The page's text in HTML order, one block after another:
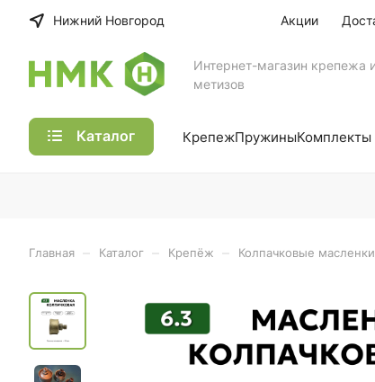
Нижний Новгород Акции
Интернет-магазин крепежа
метизов
Каталог КрепежПружиныКомплекты
Главная Каталог Крепёж Колпачковые масленки